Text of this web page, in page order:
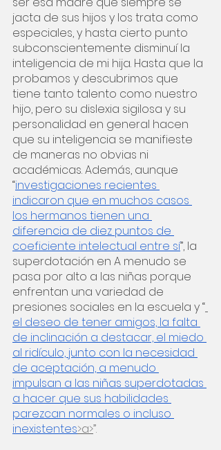
jacta de sus hijos y los trata como
especiales, y hasta cierto punto
subconscientemente disminuí la
inteligencia de mi hija. Hasta que la
probamos y descubrimos que
tiene tanto talento como nuestro
hijo, pero su dislexia sigilosa y su
personalidad en general hacen
que su inteligencia se manifieste
de maneras no obvias ni
académicas. Además, aunque
“investigaciones recientes
indicaron que en muchos casos
los hermanos tienen una
diferencia de diez puntos de
coeficiente intelectual entre sí”, la
superdotación en A menudo se
pasa por alto a las niñas porque
enfrentan una variedad de
presiones sociales en la escuela y “
el deseo de tener amigos, la falta
de inclinación a destacar, el miedo
al ridículo, junto con la necesidad
de aceptación, a menudo
impulsan a las niñas superdotadas
a hacer que sus habilidades
parezcan normales o incluso
inexistentes>a>”.